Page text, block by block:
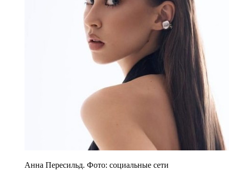
Анна Пересильд. Фото: социальные сети